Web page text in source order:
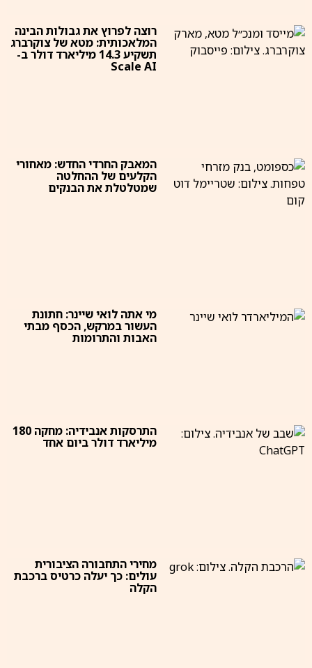
רוצה לפרוץ את גבולות הבינה
המלאכותית: מטא של צוקרברג
תשקיע 14.3 מיליארד דולר ב-
Scale AI
המאבק החרדי החדש: מאחורי
הקלעים של ההחלטה
שמטלטלת את הבנקים
מי אתה לואי שיינר: חתונת
העשור במרקש, הכסף מבתי
האבות והתרומות
התרסקות אנבידיה: מחקה 180
מיליארד דולר ביום אחד
מחירי התחבורה הציבורית
עולים: כך יעלה כרטיס ברכבת
הקלה